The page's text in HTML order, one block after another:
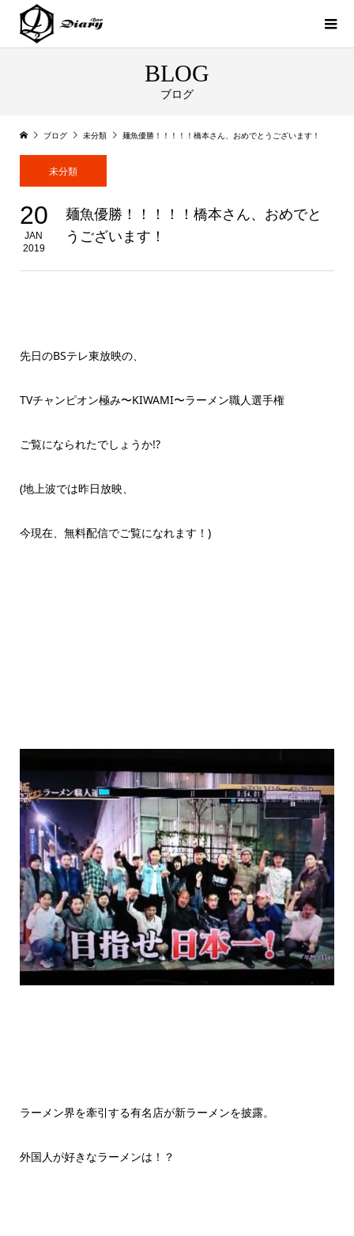
BLOG
ブログ
ブログ 未分類 麺魚優勝！！！！！橋本さん、おめでとうございます！
未分類
20
JAN
2019
麺魚優勝！！！！！橋本さん、おめでと
うございます！
先日のBSテレ東放映の、
TVチャンピオン極み〜KIWAMI〜ラーメン職人選手権
ご覧になられたでしょうか!?
(地上波では昨日放映、
今現在、無料配信でご覧になれます！)
ラーメン界を牽引する有名店が新ラーメンを披露。
外国人が好きなラーメンは！？